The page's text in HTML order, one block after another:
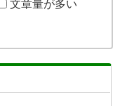
文章量が多い